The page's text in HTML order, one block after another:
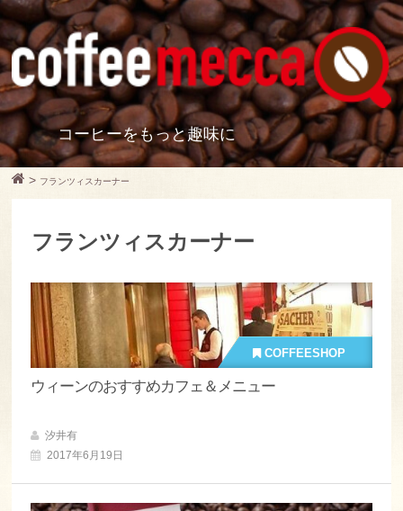
コーヒーをもっと趣味に
> フランツィスカーナー
フランツィスカーナー
COFFEESHOP
ウィーンのおすすめカフェ＆メニュー
汐井有
2017年6月19日